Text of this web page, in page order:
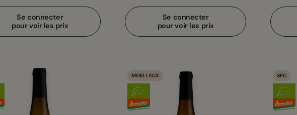
Se connecter
pour voir les prix
Se connecter
pour voir les prix
MOELLEUX SEC